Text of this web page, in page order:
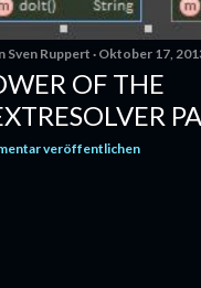
Sven Ruppert Oktober 17,
OF THE
veröffentlichen